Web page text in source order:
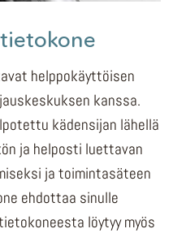
helppokäyttöisen
kanssa.
kädensijan lähellä
ja helposti luettavan
ja toimintasäteen
ehdottaa sinulle
löytyy myös